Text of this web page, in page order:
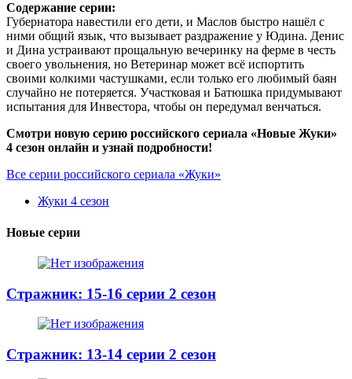
Содержание серии:
Губернатора навестили его дети, и Маслов быстро нашёл с
ними общий язык, что вызывает раздражение у Юдина. Денис
и Дина устраивают прощальную вечеринку на ферме в честь
своего увольнения, но Ветеринар может всё испортить
своими колкими частушками, если только его любимый баян
случайно не потеряется. Участковая и Батюшка придумывают
испытания для Инвестора, чтобы он передумал венчаться.
Смотри новую серию российского сериала «Новые Жуки»
4 сезон онлайн и узнай подробности!
Все серии российского сериала «Жуки»
Жуки 4 сезон
Новые серии
Стражник: 15-16 серии 2 сезон
Стражник: 13-14 серии 2 сезон